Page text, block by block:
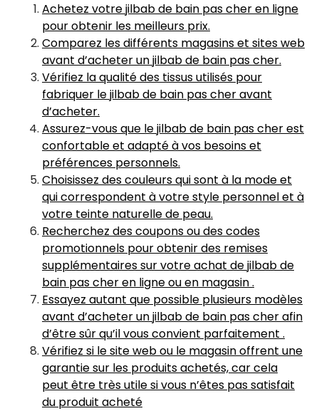
Achetez votre jilbab de bain pas cher en ligne
pour obtenir les meilleurs prix.
Comparez les différents magasins et sites web
avant d’acheter un jilbab de bain pas cher.
Vérifiez la qualité des tissus utilisés pour
fabriquer le jilbab de bain pas cher avant
d’acheter.
Assurez-vous que le jilbab de bain pas cher est
confortable et adapté à vos besoins et
préférences personnels.
Choisissez des couleurs qui sont à la mode et
qui correspondent à votre style personnel et à
votre teinte naturelle de peau.
Recherchez des coupons ou des codes
promotionnels pour obtenir des remises
supplémentaires sur votre achat de jilbab de
bain pas cher en ligne ou en magasin .
Essayez autant que possible plusieurs modèles
avant d’acheter un jilbab de bain pas cher afin
d’être sûr qu’il vous convient parfaitement .
Vérifiez si le site web ou le magasin offrent une
garantie sur les produits achetés, car cela
peut être très utile si vous n’êtes pas satisfait
du produit acheté